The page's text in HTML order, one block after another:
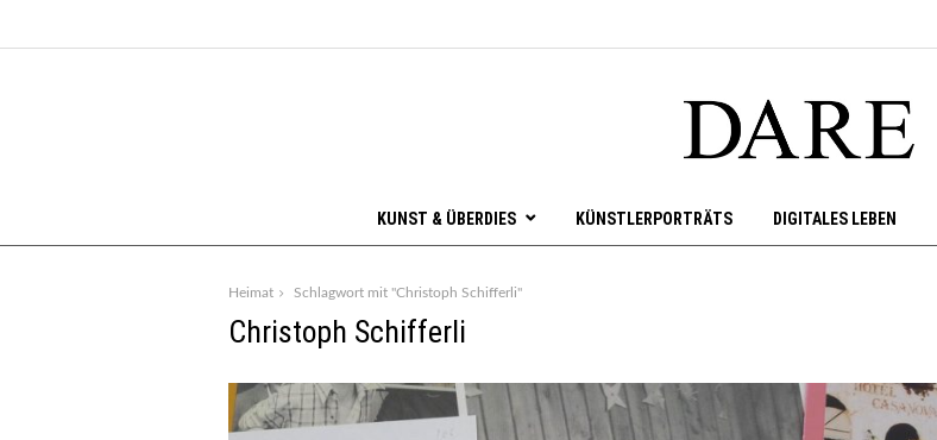
KUNST & ÜBERDIES KÜNSTLERPORTRÄTS DIGITALES LEBEN
Heimat Schlagwort mit "Christoph Schifferli"
Christoph Schifferli